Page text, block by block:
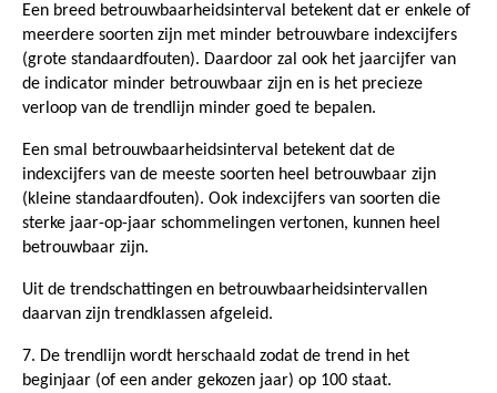
Een breed betrouwbaarheidsinterval betekent dat er enkele of
meerdere soorten zijn met minder betrouwbare indexcijfers
(grote standaardfouten). Daardoor zal ook het jaarcijfer van
de indicator minder betrouwbaar zijn en is het precieze
verloop van de trendlijn minder goed te bepalen.
Een smal betrouwbaarheidsinterval betekent dat de
indexcijfers van de meeste soorten heel betrouwbaar zijn
(kleine standaardfouten). Ook indexcijfers van soorten die
sterke jaar-op-jaar schommelingen vertonen, kunnen heel
betrouwbaar zijn.
Uit de trendschattingen en betrouwbaarheidsintervallen
daarvan zijn trendklassen afgeleid.
7. De trendlijn wordt herschaald zodat de trend in het
beginjaar (of een ander gekozen jaar) op 100 staat.